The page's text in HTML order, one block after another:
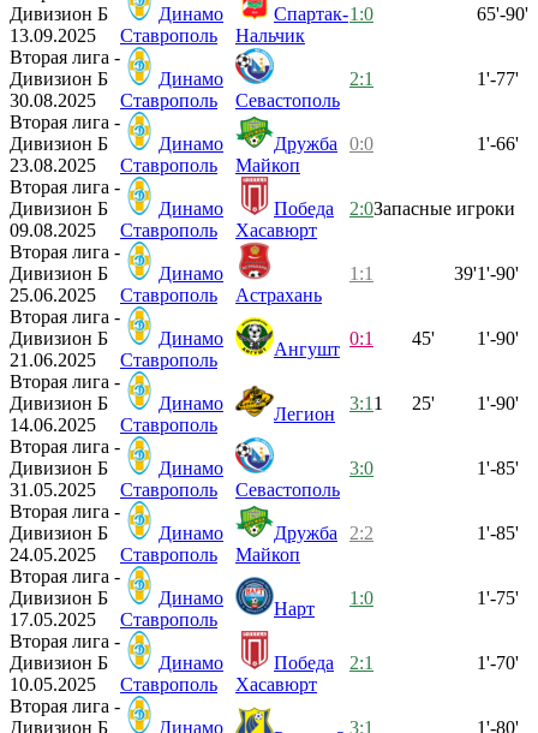
Дивизион Б
13.09.2025
Динамо
Ставрополь
Спартак-
Нальчик
1:0 65'-90'
Вторая лига -
Дивизион Б
30.08.2025
Динамо
Ставрополь
Севастополь
2:1 1'-77'
Вторая лига -
Дивизион Б
23.08.2025
Динамо
Ставрополь
Дружба
Майкоп
0:0 1'-66'
Вторая лига -
Дивизион Б
09.08.2025
Динамо
Ставрополь
Победа
Хасавюрт
2:0Запасные игроки
Вторая лига -
Дивизион Б
25.06.2025
Динамо
Ставрополь
Астрахань
1:1 39'1'-90'
Вторая лига -
Дивизион Б
21.06.2025
Динамо
Ставрополь
Ангушт
0:1 45' 1'-90'
Вторая лига -
Дивизион Б
14.06.2025
Динамо
Ставрополь
Легион
3:1 1 25' 1'-90'
Вторая лига -
Дивизион Б
31.05.2025
Динамо
Ставрополь
Севастополь
3:0 1'-85'
Вторая лига -
Дивизион Б
24.05.2025
Динамо
Ставрополь
Дружба
Майкоп
2:2 1'-85'
Вторая лига -
Дивизион Б
17.05.2025
Динамо
Ставрополь
Нарт
1:0 1'-75'
Вторая лига -
Дивизион Б
10.05.2025
Динамо
Ставрополь
Победа
Хасавюрт
2:1 1'-70'
Вторая лига -
Дивизион Б
Динамо 3:1 1'-80'